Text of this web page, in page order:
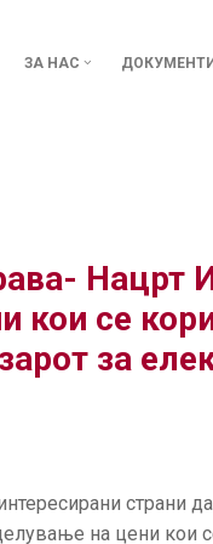
ЗА НАС ДОКУМЕНТИ
Нацрт
кои се
за
страни
на цени кои